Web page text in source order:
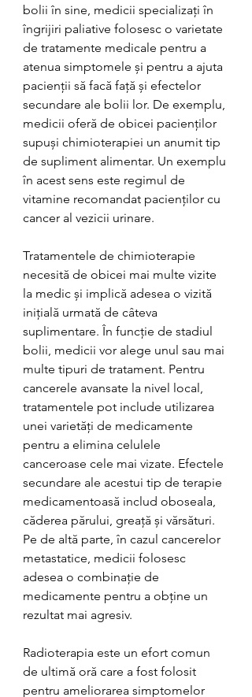
bolii în sine, medicii specializați în
îngrijiri paliative folosesc o varietate
de tratamente medicale pentru a
atenua simptomele și pentru a ajuta
pacienții să facă față și efectelor
secundare ale bolii lor. De exemplu,
medicii oferă de obicei pacienților
supuși chimioterapiei un anumit tip
de supliment alimentar. Un exemplu
în acest sens este regimul de
vitamine recomandat pacienților cu
cancer al vezicii urinare.
Tratamentele de chimioterapie
necesită de obicei mai multe vizite
la medic și implică adesea o vizită
inițială urmată de câteva
suplimentare. În funcție de stadiul
bolii, medicii vor alege unul sau mai
multe tipuri de tratament. Pentru
cancerele avansate la nivel local,
tratamentele pot include utilizarea
unei varietăți de medicamente
pentru a elimina celulele
canceroase cele mai vizate. Efectele
secundare ale acestui tip de terapie
medicamentoasă includ oboseala,
căderea părului, greață și vărsături.
Pe de altă parte, în cazul cancerelor
metastatice, medicii folosesc
adesea o combinație de
medicamente pentru a obține un
rezultat mai agresiv.
Radioterapia este un efort comun
de ultimă oră care a fost folosit
pentru ameliorarea simptomelor